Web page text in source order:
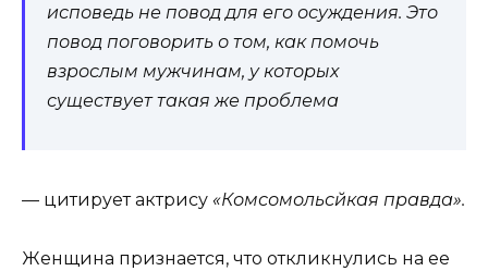
исповедь не повод для его осуждения. Это
повод поговорить о том, как помочь
взрослым мужчинам, у которых
существует такая же проблема
— цитирует актрису «Комсомольсйкая правда».
Женщина признается, что откликнулись на ее